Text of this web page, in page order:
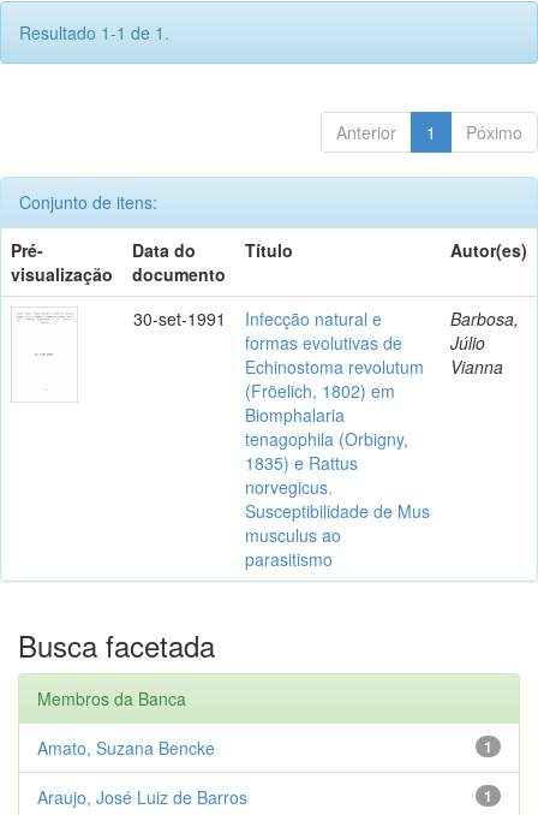
Resultado 1-1 de 1.
Anterior 1 Póximo
Conjunto de itens:
Pré-
visualização
Data do
documento
Título Autor(es)
30-set-1991
Infecção natural e
formas evolutivas de
Echinostoma revolutum
(Fröelich, 1802) em
Biomphalaria
tenagophila (Orbigny,
1835) e Rattus
norvegicus.
Susceptibilidade de Mus
musculus ao
parasitismo
Barbosa,
Júlio
Vianna
Busca facetada
Membros da Banca
1
Amato, Suzana Bencke
1
Araujo, José Luiz de Barros